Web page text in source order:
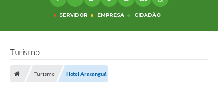
SERVIDOR EMPRESA CIDADÃO
Turismo
Turismo Hotel Aracanguá